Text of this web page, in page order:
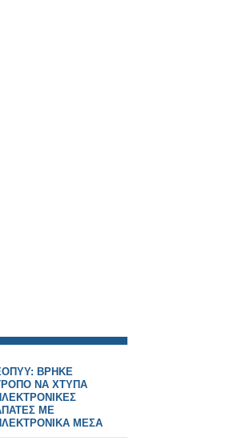
ΒΡΗΚΕ
ΝΑ ΧΤΥΠΑ
ΜΕ
ΜΕΣΑ
ΜΕ ΧΡΗΣΗ ΑΙ